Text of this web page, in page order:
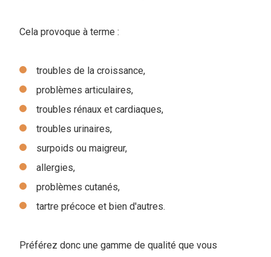
Cela provoque à terme :
troubles de la croissance,
problèmes articulaires,
troubles rénaux et cardiaques,
troubles urinaires,
surpoids ou maigreur,
allergies,
problèmes cutanés,
tartre précoce et bien d'autres.
Préférez donc une gamme de qualité que vous